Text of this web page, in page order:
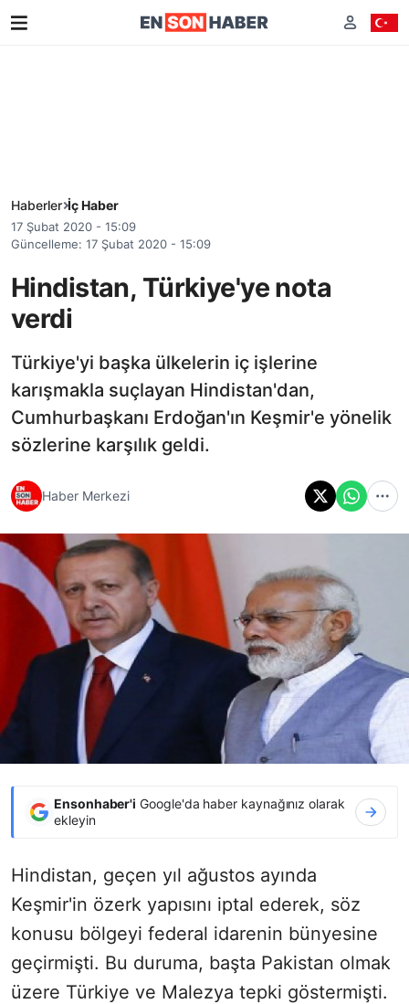
Haberler İç Haber
17 Şubat 2020 - 15:09
Güncelleme: 17 Şubat 2020 - 15:09
Hindistan, Türkiye'ye nota
verdi
Türkiye'yi başka ülkelerin iç işlerine
karışmakla suçlayan Hindistan'dan,
Cumhurbaşkanı Erdoğan'ın Keşmir'e yönelik
sözlerine karşılık geldi.
Haber Merkezi
Ensonhaber'i Google'da haber kaynağınız olarak
ekleyin
Hindistan, geçen yıl ağustos ayında
Keşmir'in özerk yapısını iptal ederek, söz
konusu bölgeyi federal idarenin bünyesine
geçirmişti. Bu duruma, başta Pakistan olmak
üzere Türkiye ve Malezya tepki göstermişti.